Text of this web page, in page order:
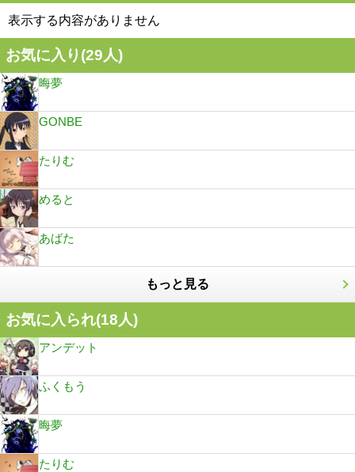
表示する内容がありません
お気に入り(29人)
晦夢
GONBE
たりむ
めると
あばた
もっと見る
お気に入られ(18人)
アンデット
ふくもう
晦夢
たりむ